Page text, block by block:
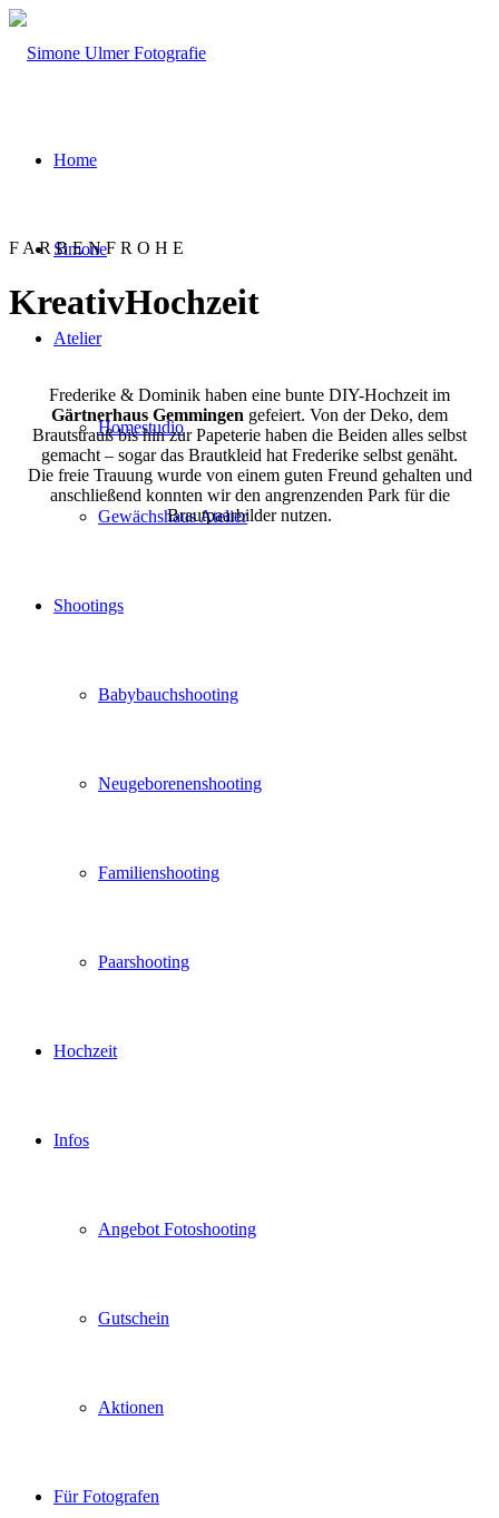
Home
Simone
Atelier
Homestudio
Gewächshaus Atelier
Shootings
Babybauchshooting
Neugeborenenshooting
Familienshooting
Paarshooting
Hochzeit
Infos
Angebot Fotoshooting
Gutschein
Aktionen
Für Fotografen
F A R B E N F R O H E
KreativHochzeit
Frederike & Dominik haben eine bunte DIY-Hochzeit im
Gärtnerhaus Gemmingen gefeiert. Von der Deko, dem
Brautstrauß bis hin zur Papeterie haben die Beiden alles selbst
gemacht – sogar das Brautkleid hat Frederike selbst genäht.
Die freie Trauung wurde von einem guten Freund gehalten und
anschließend konnten wir den angrenzenden Park für die
Brautpaarbilder nutzen.